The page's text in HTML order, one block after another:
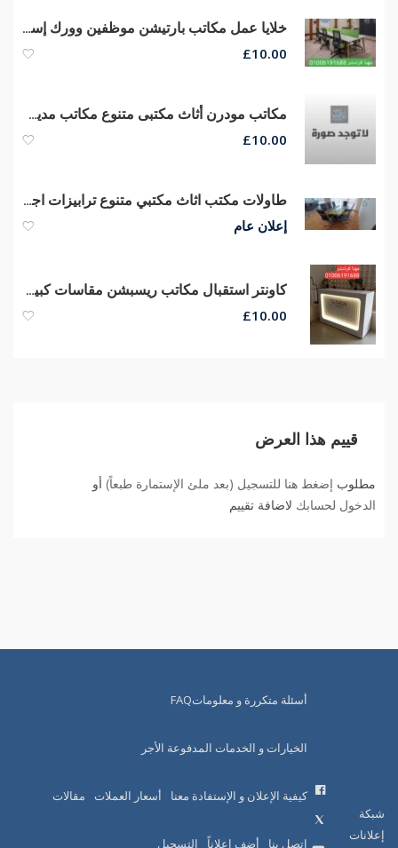
خلايا عمل مكاتب بارتيشن موظفين وورك إستيشن مكاتب مودرن أثاث شركات
£10.00
مكاتب مودرن أثاث مكتبى متنوع مكاتب مدير كراسى شبك طبى ماش هيدروليكي
£10.00
طاولات مكتب اثاث مكتبي متنوع ترابيزات اجتماعات اثاث شركات
إعلان عام
كاونتر استقبال مكاتب ريسبشن مقاسات كبيره وصغيره الحجم من مهنا فرنتشر
£10.00
قييم هذا العرض
مطلوب إضغط هنا للتسجيل (بعد ملئ الإستمارة طبعاً) أو
الدخول لحسابك لاضافة تقييم
شبكة
إعلانات
أسئلة متكررة و معلوماتFAQ
الخيارات و الخدمات المدفوعة الأجر
كيفية الإعلان و الإستفادة معنا أسعار العملات مقالات
اتصل بنا أضف إعلاناً التسجيل